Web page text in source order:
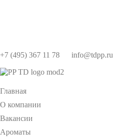
+7 (495) 367 11 78 info@tdpp.ru
Главная
О компании
Вакансии
Ароматы